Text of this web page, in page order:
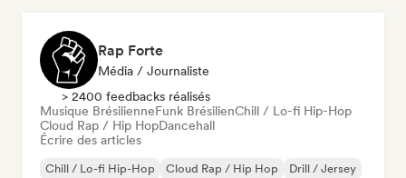
Rap Forte
Média / Journaliste
> 2400 feedbacks réalisés
Musique BrésilienneFunk BrésilienChill / Lo-fi Hip-Hop
Cloud Rap / Hip HopDancehall
Écrire des articles
Chill / Lo-fi Hip-Hop Cloud Rap / Hip Hop
Drill / Jersey